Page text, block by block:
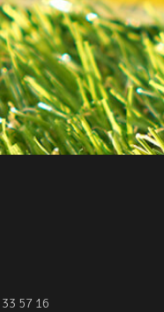
57 16